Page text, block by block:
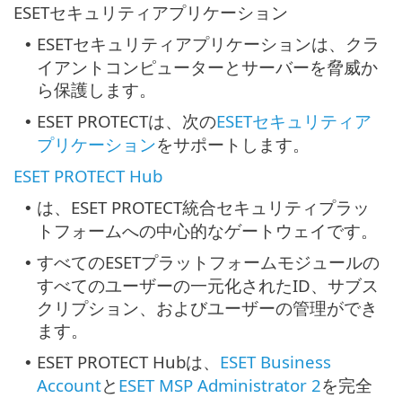
ESETセキュリティアプリケーション
• ESETセキュリティアプリケーションは、クラ
イアントコンピューターとサーバーを脅威か
ら保護します。
• ESET PROTECTは、次のESETセキュリティア
プリケーションをサポートします。
ESET PROTECT Hub
• は、ESET PROTECT統合セキュリティプラッ
トフォームへの中心的なゲートウェイです。
• すべてのESETプラットフォームモジュールの
すべてのユーザーの一元化されたID、サブス
クリプション、およびユーザーの管理ができ
ます。
• ESET PROTECT Hubは、 ESET Business
Accountと ESET MSP Administrator 2を完全